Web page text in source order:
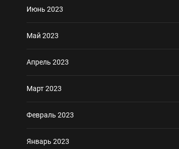
Июнь 2023
Май 2023
Апрель 2023
Март 2023
Февраль 2023
Январь 2023